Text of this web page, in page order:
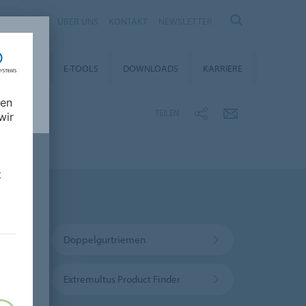
E-TOOLS DOWNLOADS KARRIERE
Doppelgurtriemen
Extremultus Product Finder